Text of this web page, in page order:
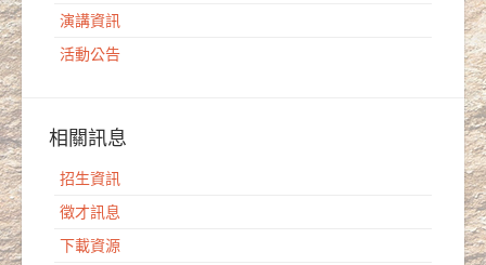
演講資訊
活動公告
相關訊息
招生資訊
徵才訊息
下載資源